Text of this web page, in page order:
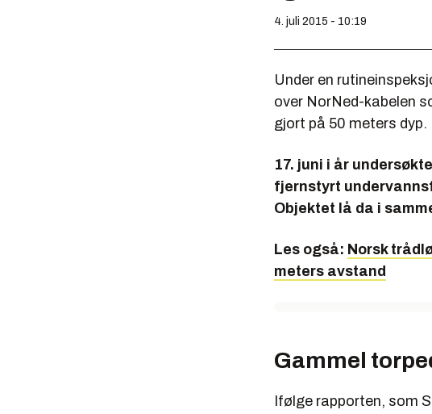
4. juli 2015 - 10:19
Under en
over NorNed-kabelen
gjort på 50 meters dyp.
17. juni i år
fjernstyrt
Objektet lå da i
Les også: Norsk
meters avstand
Gammel
Ifølge rapporten, som